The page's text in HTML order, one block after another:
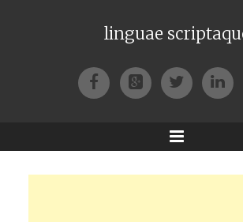
linguae
FacebookGoogle+
Menu